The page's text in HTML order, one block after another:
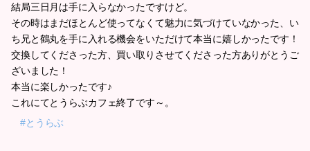
結局三日月は手に入らなかったですけど。
その時はまだほとんど使ってなくて魅力に気づけていなかった、い
ち兄と鶴丸を手に入れる機会をいただけて本当に嬉しかったです！
交換してくださった方、買い取りさせてくださった方ありがとうご
ざいました！
本当に楽しかったです♪
これにてとうらぶカフェ終了です～。
#とうらぶ